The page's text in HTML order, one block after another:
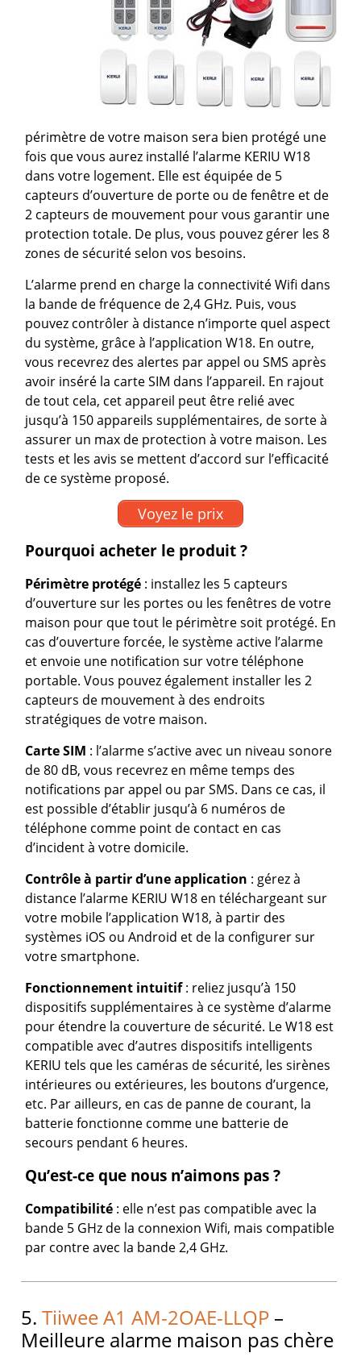
périmètre de votre maison sera bien protégé une
fois que vous aurez installé l’alarme KERIU W18
dans votre logement. Elle est équipée de 5
capteurs d’ouverture de porte ou de fenêtre et de
2 capteurs de mouvement pour vous garantir une
protection totale. De plus, vous pouvez gérer les 8
zones de sécurité selon vos besoins.
L’alarme prend en charge la connectivité Wifi dans
la bande de fréquence de 2,4 GHz. Puis, vous
pouvez contrôler à distance n’importe quel aspect
du système, grâce à l’application W18. En outre,
vous recevrez des alertes par appel ou SMS après
avoir inséré la carte SIM dans l’appareil. En rajout
de tout cela, cet appareil peut être relié avec
jusqu’à 150 appareils supplémentaires, de sorte à
assurer un max de protection à votre maison. Les
tests et les avis se mettent d’accord sur l’efficacité
de ce système proposé.
Voyez le prix
Pourquoi acheter le produit ?
Périmètre protégé : installez les 5 capteurs
d’ouverture sur les portes ou les fenêtres de votre
maison pour que tout le périmètre soit protégé. En
cas d’ouverture forcée, le système active l’alarme
et envoie une notification sur votre téléphone
portable. Vous pouvez également installer les 2
capteurs de mouvement à des endroits
stratégiques de votre maison.
Carte SIM : l’alarme s’active avec un niveau sonore
de 80 dB, vous recevrez en même temps des
notifications par appel ou par SMS. Dans ce cas, il
est possible d’établir jusqu’à 6 numéros de
téléphone comme point de contact en cas
d’incident à votre domicile.
Contrôle à partir d’une application : gérez à
distance l’alarme KERIU W18 en téléchargeant sur
votre mobile l’application W18, à partir des
systèmes iOS ou Android et de la configurer sur
votre smartphone.
Fonctionnement intuitif: reliez jusqu’à 150
dispositifs supplémentaires à ce système d’alarme
pour étendre la couverture de sécurité. Le W18 est
compatible avec d’autres dispositifs intelligents
KERIU tels que les caméras de sécurité, les sirènes
intérieures ou extérieures, les boutons d’urgence,
etc. Par ailleurs, en cas de panne de courant, la
batterie fonctionne comme une batterie de
secours pendant 6 heures.
Qu’est-ce que nous n’aimons pas ?
Compatibilité : elle n’est pas compatible avec la
bande 5 GHz de la connexion Wifi, mais compatible
par contre avec la bande 2,4 GHz.
5.Tiiwee A1 AM-2OAE-LLQP –
Meilleure alarme maison pas chère